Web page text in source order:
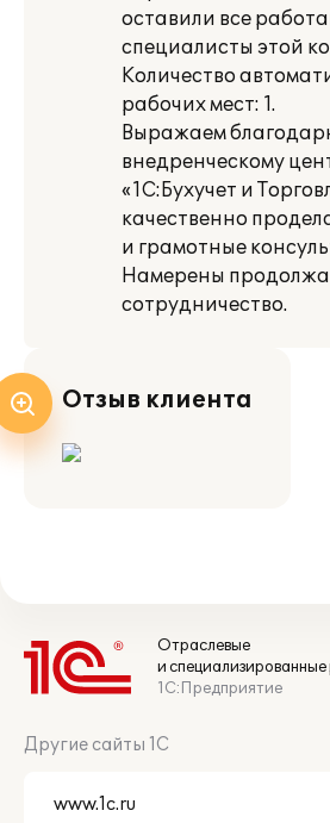
оставили все
специалисты этой
Количество
рабочих мест: 1.
Выражаем
внедренческому
«1С:Бухучет и
качественно
и грамотные
Намерены
сотрудничество.
Отзыв клиента
Отраслевые
и
1С:Предприятие
Другие сайты 1С